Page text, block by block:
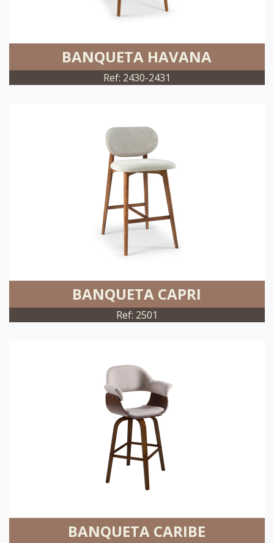
BANQUETA HAVANA
Ref: 2430-2431
BANQUETA CAPRI
Ref: 2501
BANQUETA CARIBE